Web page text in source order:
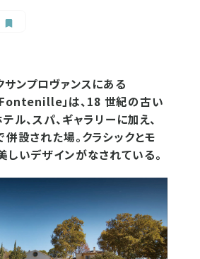
ンプロヴァンスにある
」は、18 世紀の古い
ル、スパ、ギャラリーに加え、
設された場。クラシックとモ
いデザインがなされている。